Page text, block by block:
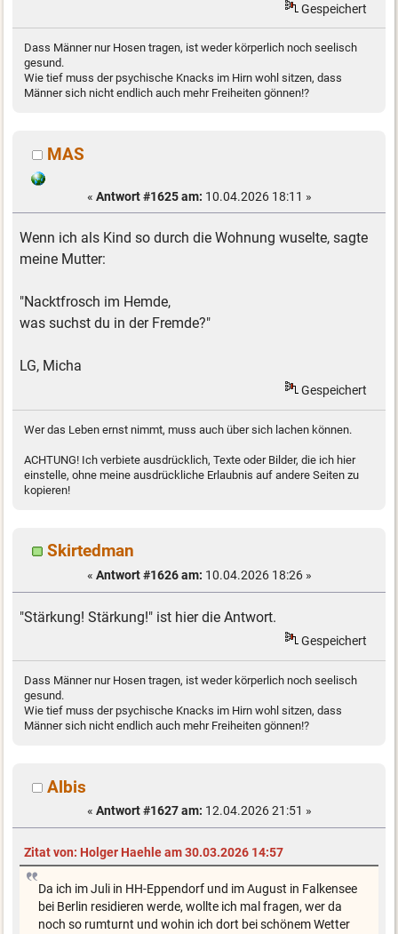
Gespeichert
Dass Männer nur Hosen tragen, ist weder körperlich noch seelisch
gesund.
Wie tief muss der psychische Knacks im Hirn wohl sitzen, dass
Männer sich nicht endlich auch mehr Freiheiten gönnen!?
MAS
« Antwort #1625 am: 10.04.2026 18:11 »
Wenn ich als Kind so durch die Wohnung wuselte, sagte
meine Mutter:
"Nacktfrosch im Hemde,
was suchst du in der Fremde?"
LG, Micha
Gespeichert
Wer das Leben ernst nimmt, muss auch über sich lachen können.
ACHTUNG! Ich verbiete ausdrücklich, Texte oder Bilder, die ich hier
einstelle, ohne meine ausdrückliche Erlaubnis auf andere Seiten zu
kopieren!
Skirtedman
« Antwort #1626 am: 10.04.2026 18:26 »
"Stärkung! Stärkung!" ist hier die Antwort.
Gespeichert
Dass Männer nur Hosen tragen, ist weder körperlich noch seelisch
gesund.
Wie tief muss der psychische Knacks im Hirn wohl sitzen, dass
Männer sich nicht endlich auch mehr Freiheiten gönnen!?
Albis
« Antwort #1627 am: 12.04.2026 21:51 »
Zitat von: Holger Haehle am 30.03.2026 14:57
Da ich im Juli in HH-Eppendorf und im August in Falkensee
bei Berlin residieren werde, wollte ich mal fragen, wer da
noch so rumturnt und wohin ich dort bei schönem Wetter